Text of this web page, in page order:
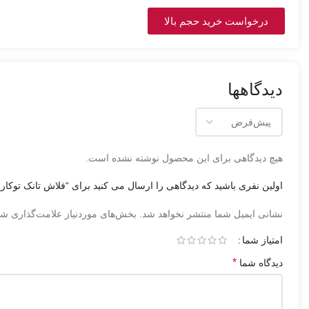
درخواست خرید حجم بالا
دیدگاهها
هیچ دیدگاهی برای این محصول نوشته نشده است.
اولین نفری باشید که دیدگاهی را ارسال می کنید برای “فلاش تانک توکار
نشانی ایمیل شما منتشر نخواهد شد. بخش‌های موردنیاز علامت‌گذاری
امتیاز شما
دیدگاه شما *